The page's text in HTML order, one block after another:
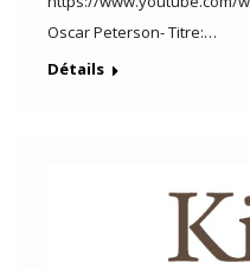
Oscar Peterson- Titre:…
Détails